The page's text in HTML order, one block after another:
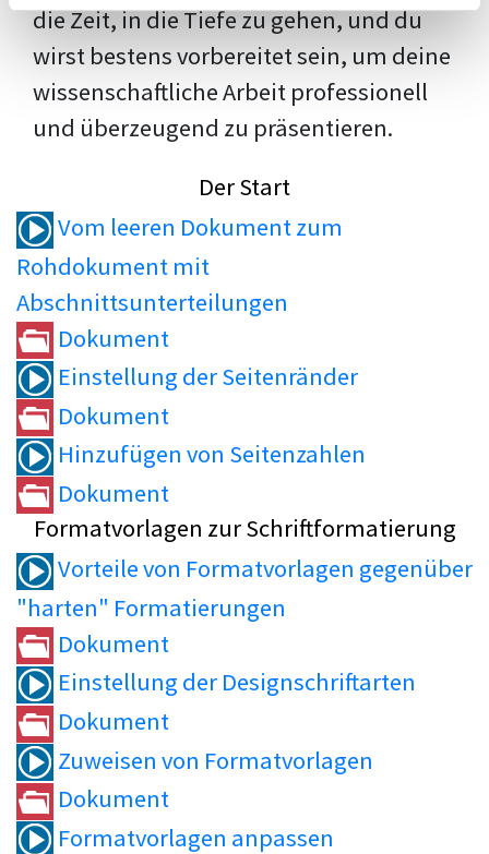
die Zeit, in die Tiefe zu gehen, und du
wirst bestens vorbereitet sein, um deine
wissenschaftliche Arbeit professionell
und überzeugend zu präsentieren.
Der Start
Vom leeren Dokument zum
Rohdokument mit
Abschnittsunterteilungen
Dokument
Einstellung der Seitenränder
Dokument
Hinzufügen von Seitenzahlen
Dokument
Formatvorlagen zur Schriftformatierung
Vorteile von Formatvorlagen gegenüber
"harten" Formatierungen
Dokument
Einstellung der Designschriftarten
Dokument
Zuweisen von Formatvorlagen
Dokument
Formatvorlagen anpassen